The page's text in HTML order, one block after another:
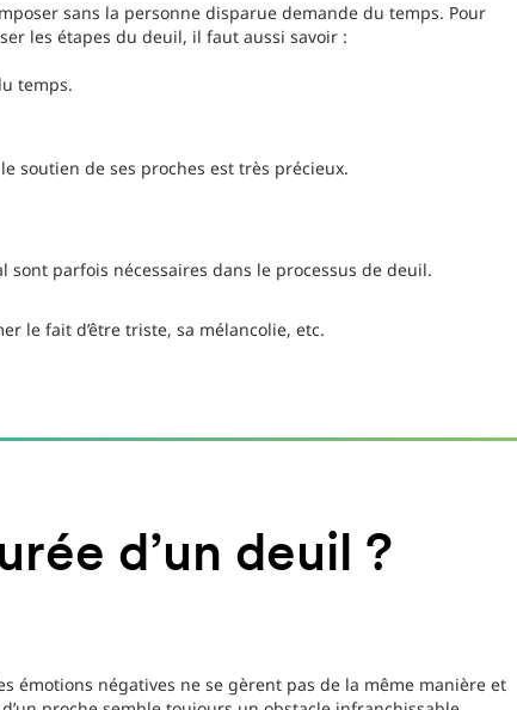
sans la personne disparue demande du temps. Pour
les étapes du deuil, il faut aussi savoir :
temps.
soutien de ses proches est très précieux.
parfois nécessaires dans le processus de deuil.
le fait d’être triste, sa mélancolie, etc.
d’un deuil ?
émotions négatives ne se gèrent pas de la même manière et